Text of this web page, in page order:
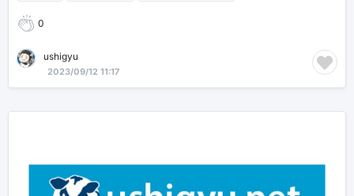
0
ushigyu
2023/09/12 11:17